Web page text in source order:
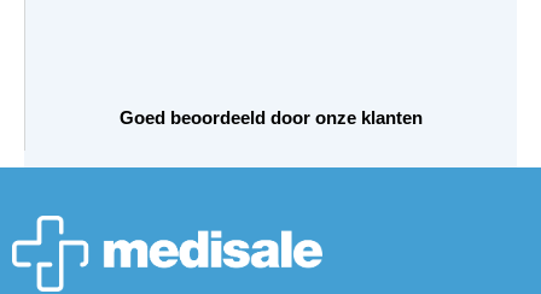
Goed beoordeeld door onze klanten